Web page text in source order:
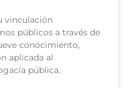
vinculación
públicos a través de
conocimiento,
aplicada al
pública.